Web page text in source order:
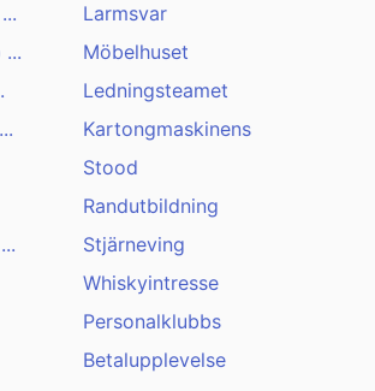
Larmsvar
Möbelhuset
Ledningsteamet
Kartongmaskinens
Stood
Randutbildning
Stjärneving
Whiskyintresse
Personalklubbs
Betalupplevelse